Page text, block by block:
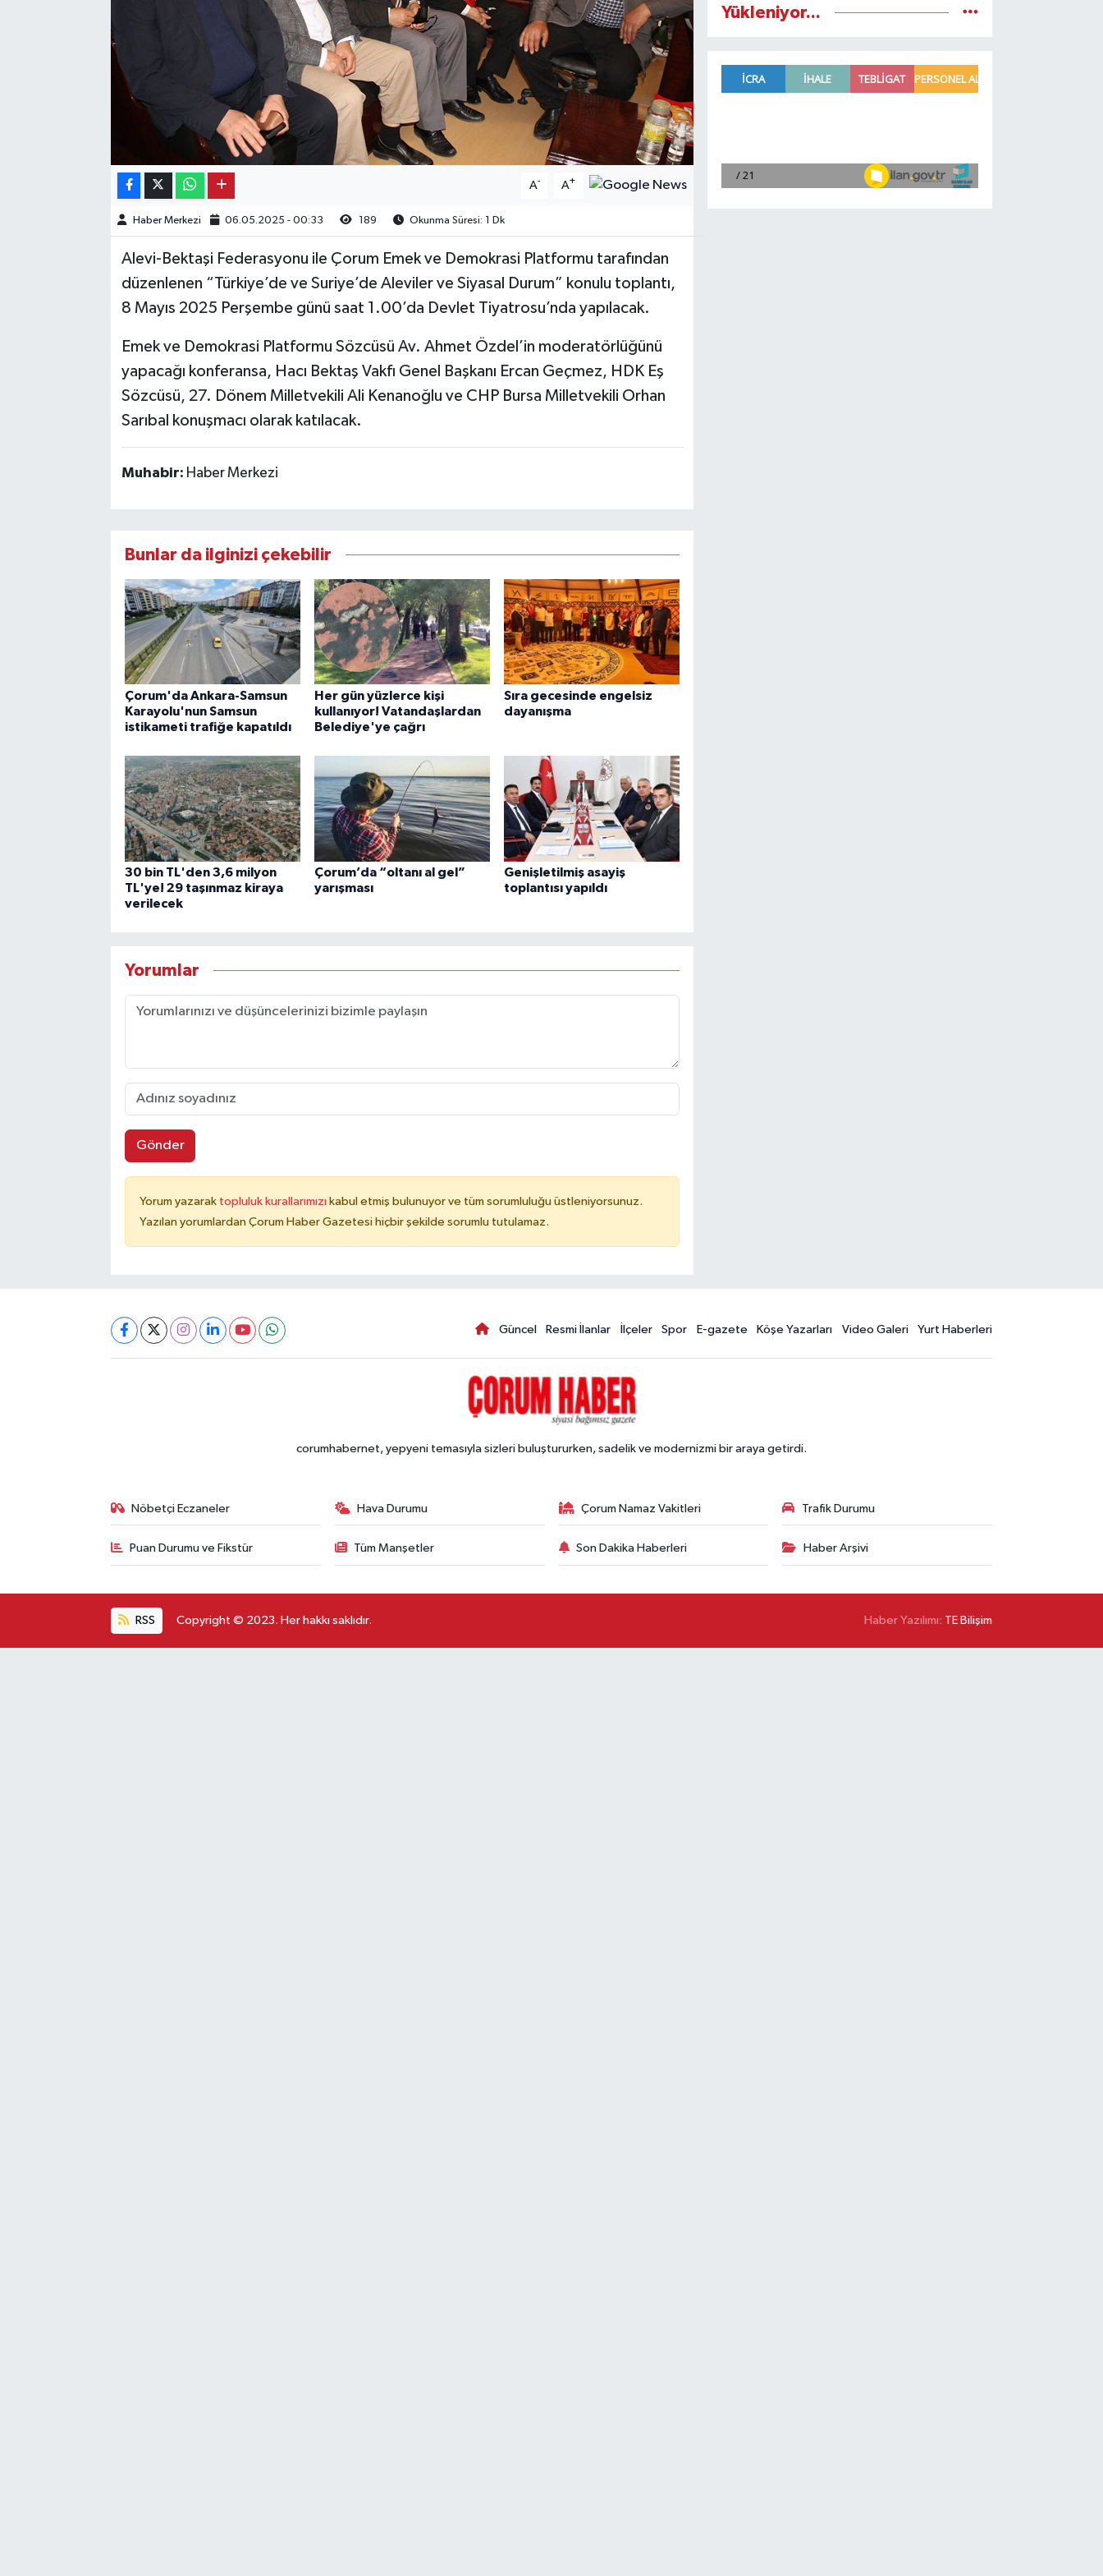
A- A+
Haber Merkezi 06.05.2025 - 00:33 189 Okunma Süresi: 1 Dk
Alevi-Bektaşi Federasyonu ile Çorum Emek ve Demokrasi Platformu tarafından
düzenlenen “Türkiye’de ve Suriye’de Aleviler ve Siyasal Durum” konulu toplantı,
8 Mayıs 2025 Perşembe günü saat 1.00’da Devlet Tiyatrosu’nda yapılacak.
Emek ve Demokrasi Platformu Sözcüsü Av. Ahmet Özdel’in moderatörlüğünü
yapacağı konferansa, Hacı Bektaş Vakfı Genel Başkanı Ercan Geçmez, HDK Eş
Sözcüsü, 27. Dönem Milletvekili Ali Kenanoğlu ve CHP Bursa Milletvekili Orhan
Sarıbal konuşmacı olarak katılacak.
Muhabir: Haber Merkezi
Bunlar da ilginizi çekebilir
Çorum'da Ankara-Samsun
Karayolu'nun Samsun
istikameti trafiğe kapatıldı
Her gün yüzlerce kişi
kullanıyor! Vatandaşlardan
Belediye'ye çağrı
Sıra gecesinde engelsiz
dayanışma
30 bin TL'den 3,6 milyon
TL'ye! 29 taşınmaz kiraya
verilecek
Çorum’da “oltanı al gel”
yarışması
Genişletilmiş asayiş
toplantısı yapıldı
Yorumlar
Gönder
Yorum yazarak topluluk kurallarımızı kabul etmiş bulunuyor ve tüm sorumluluğu üstleniyorsunuz.
Yazılan yorumlardan Çorum Haber Gazetesi hiçbir şekilde sorumlu tutulamaz.
Yükleniyor...
Güncel Resmi İlanlar İlçeler Spor E-gazete Köşe Yazarları Video Galeri Yurt Haberleri
corumhabernet, yepyeni temasıyla sizleri buluştururken, sadelik ve modernizmi bir araya getirdi.
Nöbetçi Eczaneler Hava Durumu Çorum Namaz Vakitleri Trafik Durumu
Puan Durumu ve Fikstür Tüm Manşetler Son Dakika Haberleri Haber Arşivi
RSS Copyright © 2023. Her hakkı saklıdır. Haber Yazılımı: TE Bilişim
Osmancık